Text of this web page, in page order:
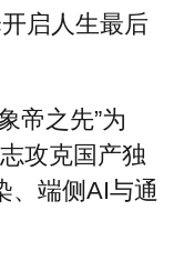
启人生最后
帝之先”为
攻克国产独
、端侧AI与通